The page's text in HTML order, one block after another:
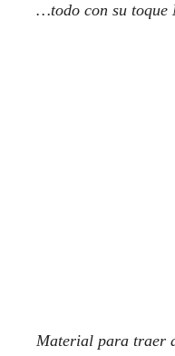
…todo con su toque
Material para traer